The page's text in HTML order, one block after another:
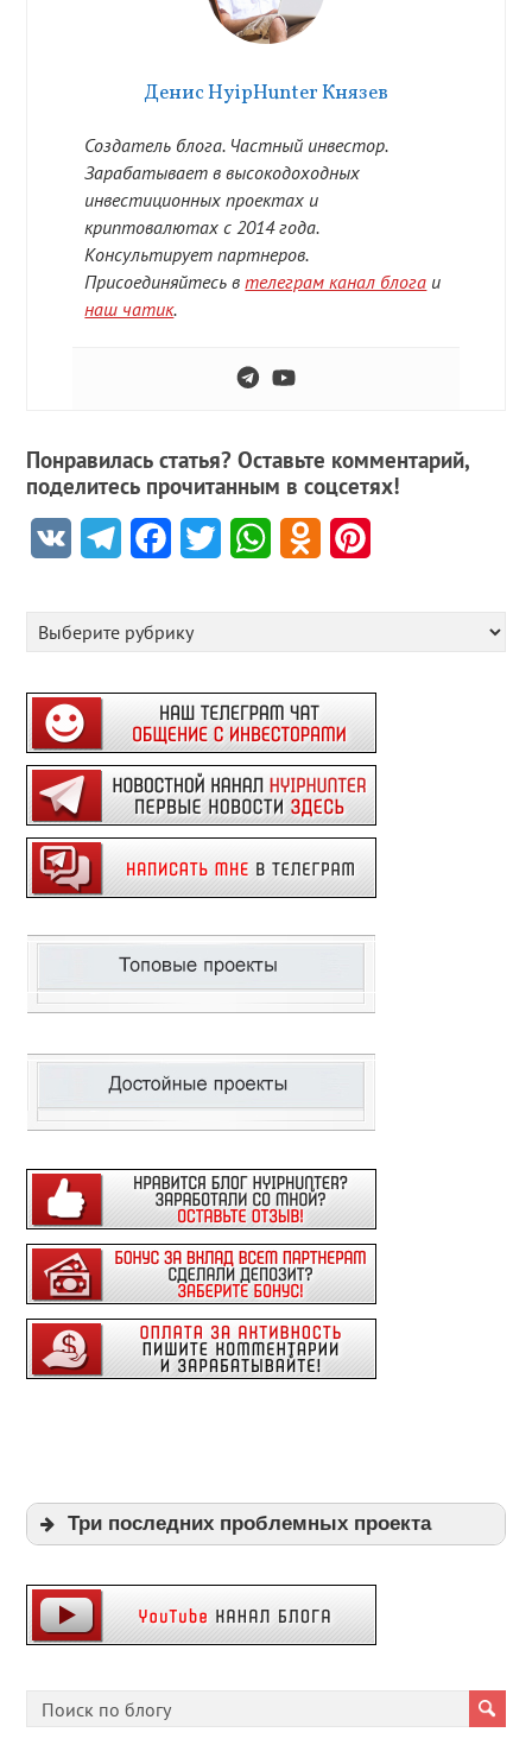
Денис HyipHunter Князев
Создатель блога. Частный инвестор.
Зарабатывает в высокодоходных
инвестиционных проектах и
криптовалютах с 2014 года.
Консультирует партнеров.
Присоединяйтесь втелеграм канал блога и
наш чатик.
Понравилась статья? Оставьте комментарий,
поделитесь прочитанным в соцсетях!
VK TelegramFacebookTwitter WhatsAppOdnoklassniki
Три последних проблемных проекта
Playpayouts
Cfgliberty